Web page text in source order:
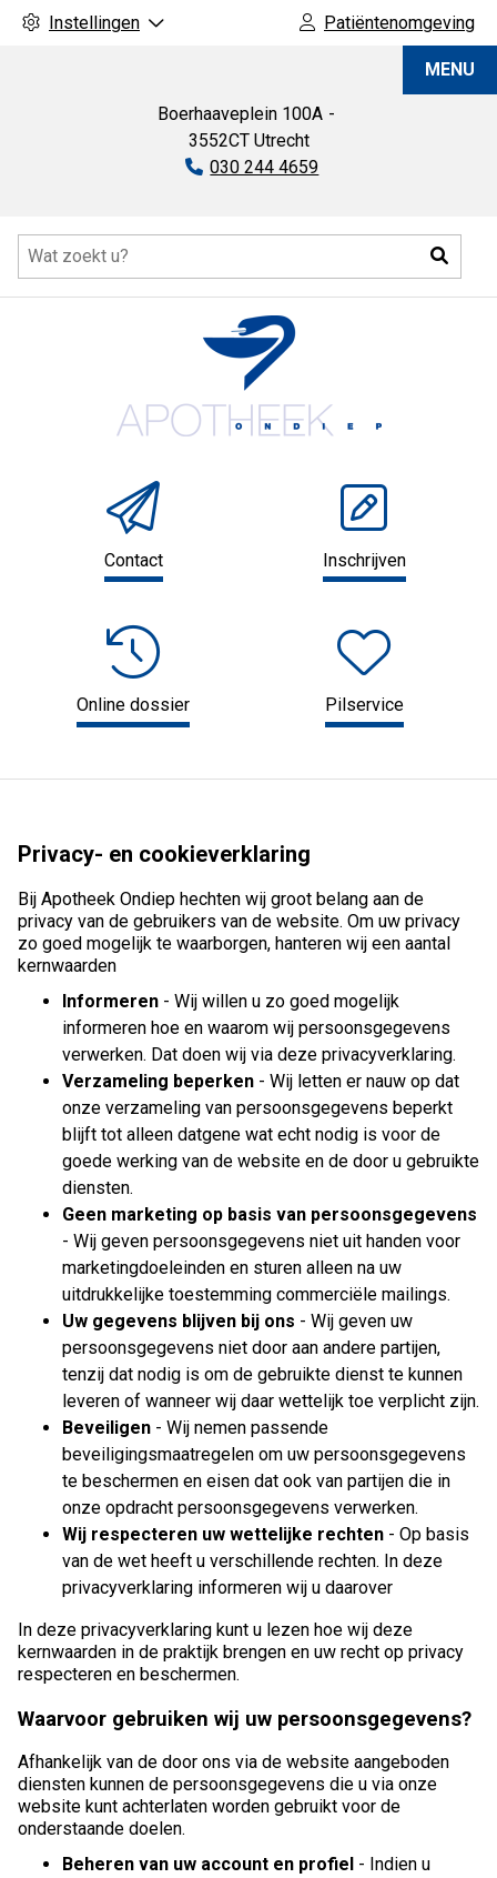
Instellingen Patiëntenomgeving
Boerhaaveplein 100A
3552CT Utrecht
Tel:
030 244 4659
MENU
Contact Inschrijven
Online dossier Pilservice
Privacy- en cookieverklaring
Bij Apotheek Ondiep hechten wij groot belang aan de
privacy van de gebruikers van de website. Om uw privacy
zo goed mogelijk te waarborgen, hanteren wij een aantal
kernwaarden
Informeren - Wij willen u zo goed mogelijk
informeren hoe en waarom wij persoonsgegevens
verwerken. Dat doen wij via deze privacyverklaring.
Verzameling beperken - Wij letten er nauw op dat
onze verzameling van persoonsgegevens beperkt
blijft tot alleen datgene wat echt nodig is voor de
goede werking van de website en de door u gebruikte
diensten.
Geen marketing op basis van persoonsgegevens
- Wij geven persoonsgegevens niet uit handen voor
marketingdoeleinden en sturen alleen na uw
uitdrukkelijke toestemming commerciële mailings.
Uw gegevens blijven bij ons - Wij geven uw
persoonsgegevens niet door aan andere partijen,
tenzij dat nodig is om de gebruikte dienst te kunnen
leveren of wanneer wij daar wettelijk toe verplicht zijn.
Beveiligen - Wij nemen passende
beveiligingsmaatregelen om uw persoonsgegevens
te beschermen en eisen dat ook van partijen die in
onze opdracht persoonsgegevens verwerken.
Wij respecteren uw wettelijke rechten - Op basis
van de wet heeft u verschillende rechten. In deze
privacyverklaring informeren wij u daarover
In deze privacyverklaring kunt u lezen hoe wij deze
kernwaarden in de praktijk brengen en uw recht op privacy
respecteren en beschermen.
Waarvoor gebruiken wij uw persoonsgegevens?
Afhankelijk van de door ons via de website aangeboden
diensten kunnen de persoonsgegevens die u via onze
website kunt achterlaten worden gebruikt voor de
onderstaande doelen.
Beheren van uw account en profiel - Indien u